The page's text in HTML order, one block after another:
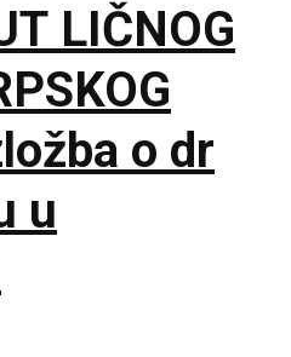
LIČNOG
o dr
u